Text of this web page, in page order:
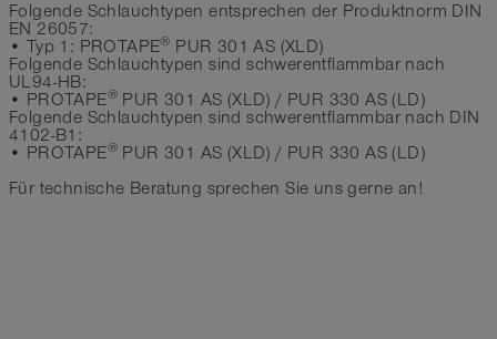
Folgende Schlauchtypen entsprechen der Produktnorm DIN
EN 26057:
• Typ 1: PROTAPE® PUR 301 AS (XLD)
Folgende Schlauchtypen sind schwerentflammbar nach
UL94-HB:
• PROTAPE® PUR 301 AS (XLD) / PUR 330 AS (LD)
Folgende Schlauchtypen sind schwerentflammbar nach DIN
4102-B1:
• PROTAPE® PUR 301 AS (XLD) / PUR 330 AS (LD)
Für technische Beratung sprechen Sie uns gerne an!